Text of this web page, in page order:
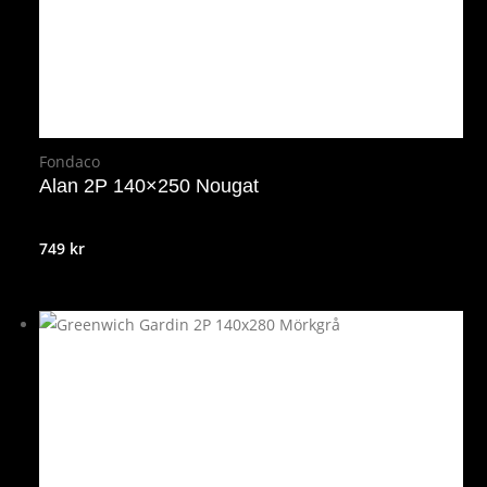
Fondaco
Alan 2P 140×250 Nougat
749 kr